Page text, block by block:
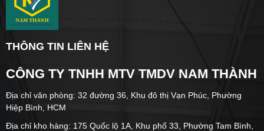
THÔNG TIN LIÊN HỆ
CÔNG TY TNHH MTV TMDV NAM THÀNH
Địa chỉ văn phòng: 32 đường 36, Khu đô thị Vạn Phúc, Phường
Hiệp Bình, HCM
Địa chỉ kho hàng: 175 Quốc lộ 1A, Khu phố 33, Phường Tam Bình,